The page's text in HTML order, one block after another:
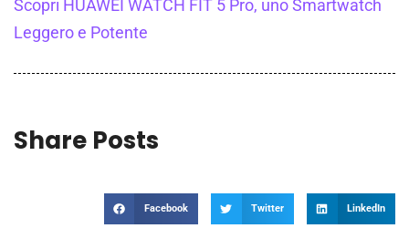
Scopri HUAWEI WATCH FIT 5 Pro, uno Smartwatch
Leggero e Potente
Share Posts
Facebook Twitter LinkedIn